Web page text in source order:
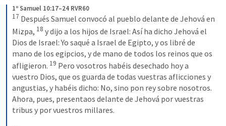
1º Samuel 10:17–24 RVR60
17 Después Samuel convocó al pueblo delante de Jehová en
Mizpa, 18 y dijo a los hijos de Israel: Así ha dicho Jehová el
Dios de Israel: Yo saqué a Israel de Egipto, y os libré de
mano de los egipcios, y de mano de todos los reinos que os
afligieron. 19 Pero vosotros habéis desechado hoy a
vuestro Dios, que os guarda de todas vuestras aflicciones y
angustias, y habéis dicho: No, sino pon rey sobre nosotros.
Ahora, pues, presentaos delante de Jehová por vuestras
tribus y por vuestros millares.